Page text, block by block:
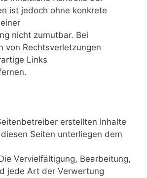
ist jedoch ohne konkrete
nicht zumutbar. Bei
von Rechtsverletzungen
Links
erstellten Inhalte
Seiten unterliegen dem
Vervielfältigung, Bearbeitung,
jede Art der Verwertung